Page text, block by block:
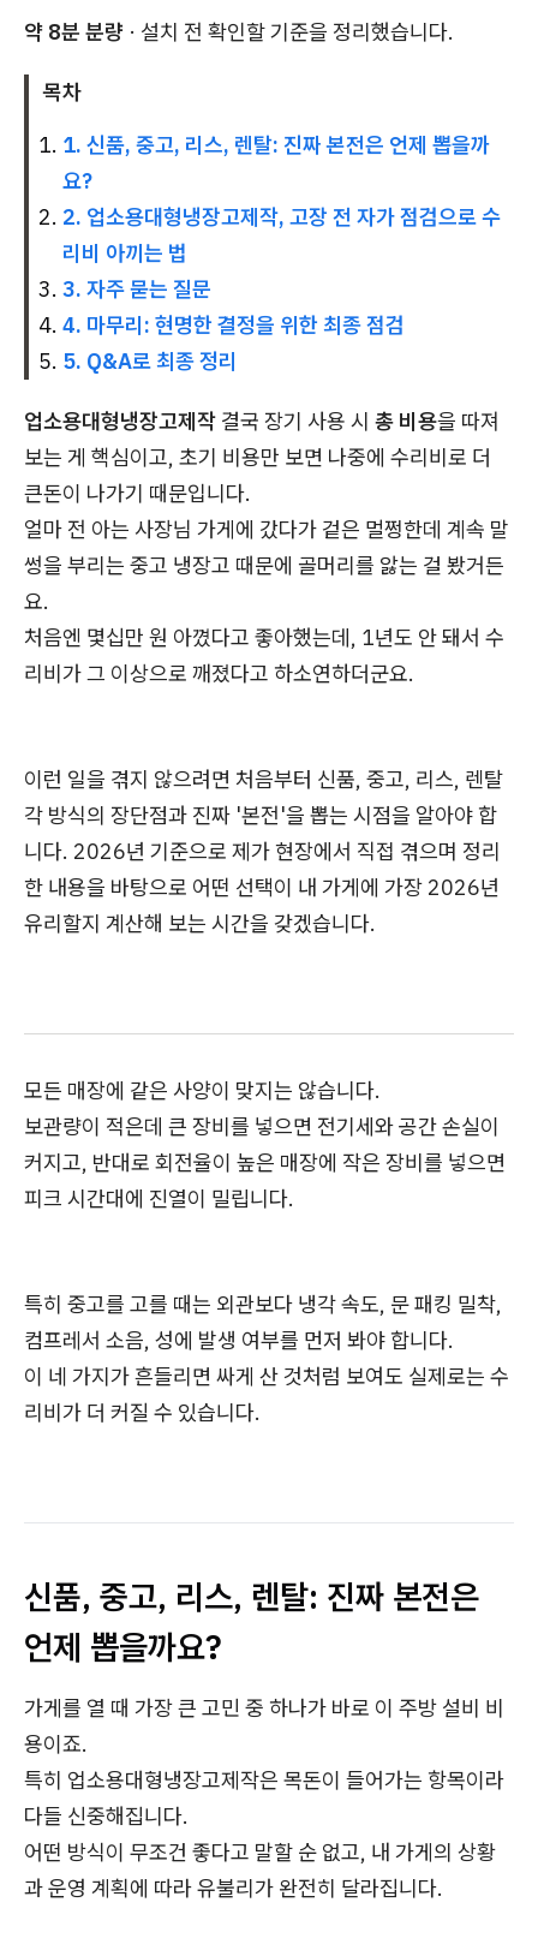
약 8분 분량 · 설치 전 확인할 기준을 정리했습니다.
목차
1. 신품, 중고, 리스, 렌탈: 진짜 본전은 언제 뽑을까
요?
2. 업소용대형냉장고제작, 고장 전 자가 점검으로 수
리비 아끼는 법
3. 자주 묻는 질문
4. 마무리: 현명한 결정을 위한 최종 점검
5. Q&A로 최종 정리
업소용대형냉장고제작 결국 장기 사용 시 총 비용을 따져
보는 게 핵심이고, 초기 비용만 보면 나중에 수리비로 더
큰돈이 나가기 때문입니다.
얼마 전 아는 사장님 가게에 갔다가 겉은 멀쩡한데 계속 말
썽을 부리는 중고 냉장고 때문에 골머리를 앓는 걸 봤거든
요.
처음엔 몇십만 원 아꼈다고 좋아했는데, 1년도 안 돼서 수
리비가 그 이상으로 깨졌다고 하소연하더군요.
이런 일을 겪지 않으려면 처음부터 신품, 중고, 리스, 렌탈
각 방식의 장단점과 진짜 '본전'을 뽑는 시점을 알아야 합
니다. 2026년 기준으로 제가 현장에서 직접 겪으며 정리
한 내용을 바탕으로 어떤 선택이 내 가게에 가장 2026년
유리할지 계산해 보는 시간을 갖겠습니다.
모든 매장에 같은 사양이 맞지는 않습니다.
보관량이 적은데 큰 장비를 넣으면 전기세와 공간 손실이
커지고, 반대로 회전율이 높은 매장에 작은 장비를 넣으면
피크 시간대에 진열이 밀립니다.
특히 중고를 고를 때는 외관보다 냉각 속도, 문 패킹 밀착,
컴프레서 소음, 성에 발생 여부를 먼저 봐야 합니다.
이 네 가지가 흔들리면 싸게 산 것처럼 보여도 실제로는 수
리비가 더 커질 수 있습니다.
신품, 중고, 리스, 렌탈: 진짜 본전은
언제 뽑을까요?
가게를 열 때 가장 큰 고민 중 하나가 바로 이 주방 설비 비
용이죠.
특히 업소용대형냉장고제작은 목돈이 들어가는 항목이라
다들 신중해집니다.
어떤 방식이 무조건 좋다고 말할 순 없고, 내 가게의 상황
과 운영 계획에 따라 유불리가 완전히 달라집니다.